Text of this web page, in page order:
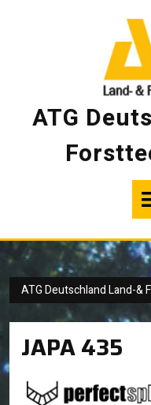
ATG
ATG Deutschland Land-&
JAPA 435